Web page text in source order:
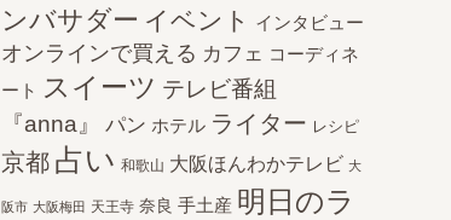
ンバサダー イベント インタビュー
オンラインで買える カフェ コーディネ
ート
スイーツ テレビ番組
『anna』
パン ホテル ライター レシピ
京都 占い 和歌山 大阪ほんわかテレビ 大
阪市 大阪梅田 天王寺 奈良 手土産 明日のラ